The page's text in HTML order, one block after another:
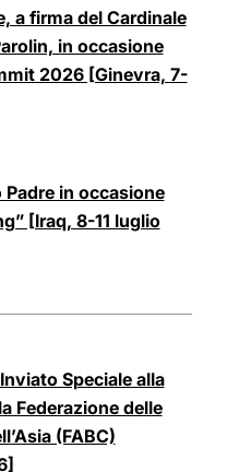
a firma del Cardinale
in occasione
2026 [Ginevra, 7-
in occasione
[Iraq, 8-11 luglio
Speciale alla
Federazione delle
(FABC)